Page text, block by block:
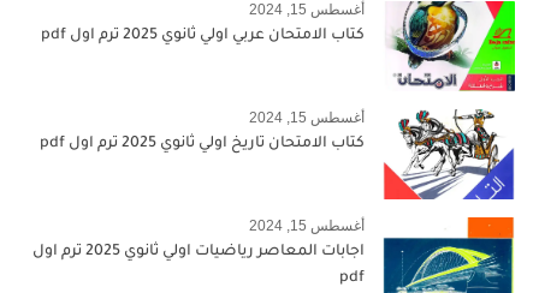
أغسطس 15, 2024
كتاب الامتحان عربي اولي ثانوي 2025 ترم اول pdf
أغسطس 15, 2024
كتاب الامتحان تاريخ اولي ثانوي 2025 ترم اول pdf
أغسطس 15, 2024
اجابات المعاصر رياضيات اولي ثانوي 2025 ترم اول
pdf